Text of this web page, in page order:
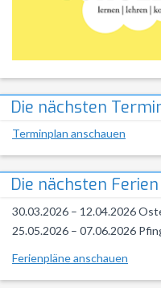
Die nächsten
Terminplan anschauen
Die nächsten Ferien
30.03.2026 – 12.04.2026
25.05.2026 – 07.06.2026
Ferienpläne anschauen